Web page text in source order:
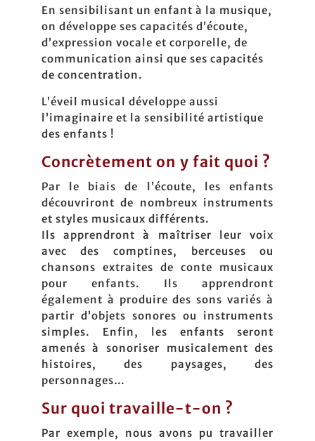
En sensibilisant un enfant à la musique,
on développe ses capacités d’écoute,
d’expression vocale et corporelle, de
communication ainsi que ses capacités
de concentration.
L’éveil musical développe aussi
l’imaginaire et la sensibilité artistique
des enfants !
Concrètement on y fait quoi ?
Par le biais de l’écoute, les enfants
découvriront de nombreux instruments
et styles musicaux différents.
Ils apprendront à maîtriser leur voix
avec des comptines, berceuses ou
chansons extraites de conte musicaux
pour enfants. Ils apprendront
également à produire des sons variés à
partir d’objets sonores ou instruments
simples. Enfin, les enfants seront
amenés à sonoriser musicalement des
histoires, des paysages, des
personnages…
Sur quoi travaille-t-on ?
Par exemple, nous avons pu travailler